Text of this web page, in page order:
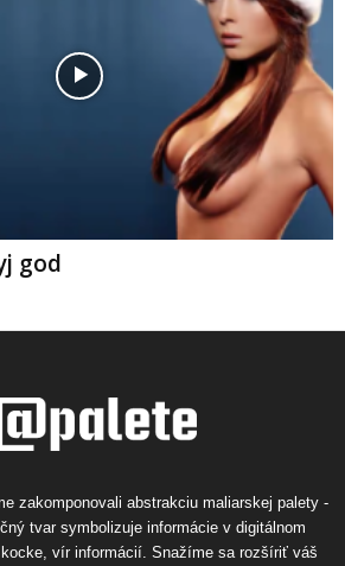
god
zakomponovali abstrakciu maliarskej palety -
tvar symbolizuje informácie v digitálnom
vír informácií. Snažíme sa rozšíriť váš